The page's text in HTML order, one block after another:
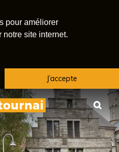
pour améliorer
notre site internet.
J’accepte